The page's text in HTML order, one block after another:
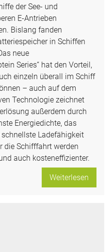
der See- und
E-Antrieben
Bislang fanden
in Schiffen
neue
Series“ hat den Vorteil,
einzeln überall im Schiff
– auch auf dem
Technologie zeichnet
außerdem durch
Energiedichte, das
Ladefähigkeit
die Schifffahrt werden
auch kosteneffizienter.
Weiterlesen